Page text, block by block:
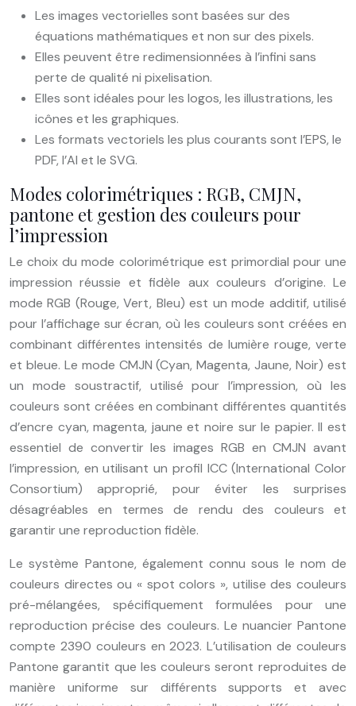
Les images vectorielles sont basées sur des
équations mathématiques et non sur des pixels.
Elles peuvent être redimensionnées à l’infini sans
perte de qualité ni pixelisation.
Elles sont idéales pour les logos, les illustrations, les
icônes et les graphiques.
Les formats vectoriels les plus courants sont l’EPS, le
PDF, l’AI et le SVG.
Modes colorimétriques : RGB, CMJN,
pantone et gestion des couleurs pour
l’impression
Le choix du mode colorimétrique est primordial pour une
impression réussie et fidèle aux couleurs d’origine. Le
mode RGB (Rouge, Vert, Bleu) est un mode additif, utilisé
pour l’affichage sur écran, où les couleurs sont créées en
combinant différentes intensités de lumière rouge, verte
et bleue. Le mode CMJN (Cyan, Magenta, Jaune, Noir) est
un mode soustractif, utilisé pour l’impression, où les
couleurs sont créées en combinant différentes quantités
d’encre cyan, magenta, jaune et noire sur le papier. Il est
essentiel de convertir les images RGB en CMJN avant
l’impression, en utilisant un profil ICC (International Color
Consortium) approprié, pour éviter les surprises
désagréables en termes de rendu des couleurs et
garantir une reproduction fidèle.
Le système Pantone, également connu sous le nom de
couleurs directes ou « spot colors », utilise des couleurs
pré-mélangées, spécifiquement formulées pour une
reproduction précise des couleurs. Le nuancier Pantone
compte 2390 couleurs en 2023. L’utilisation de couleurs
Pantone garantit que les couleurs seront reproduites de
manière uniforme sur différents supports et avec